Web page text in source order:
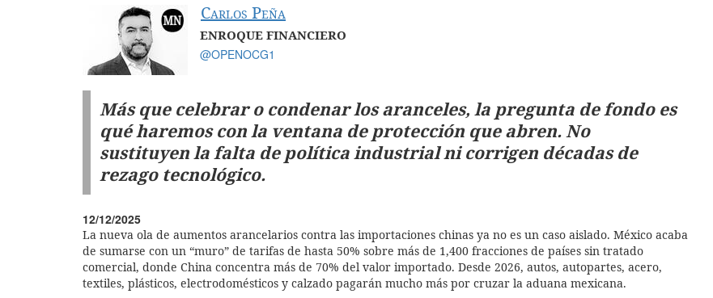
Carlos Peña
ENROQUE FINANCIERO
@OPENOCG1
Más que celebrar o condenar los aranceles, la pregunta de fondo es
qué haremos con la ventana de protección que abren. No
sustituyen la falta de política industrial ni corrigen décadas de
rezago tecnológico.
12/12/2025
La nueva ola de aumentos arancelarios contra las importaciones chinas ya no es un caso aislado. México acaba
de sumarse con un “muro” de tarifas de hasta 50% sobre más de 1,400 fracciones de países sin tratado
comercial, donde China concentra más de 70% del valor importado. Desde 2026, autos, autopartes, acero,
textiles, plásticos, electrodomésticos y calzado pagarán mucho más por cruzar la aduana mexicana.